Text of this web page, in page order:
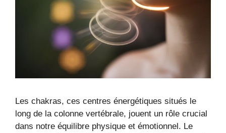
Les chakras, ces centres énergétiques situés le
long de la colonne vertébrale, jouent un rôle crucial
dans notre équilibre physique et émotionnel. Le